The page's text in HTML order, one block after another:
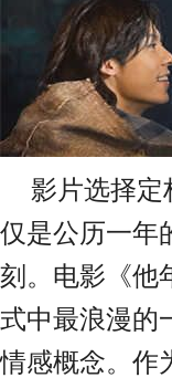
影片选择定
仅是公历一年
刻。电影《他
式中最浪漫的
情感概念。作